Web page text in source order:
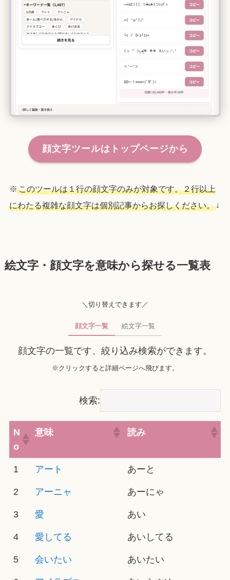
顔文字ツールはトップページから
※ このツールは１行の顔文字のみが対象です。２行以上
にわたる複雑な顔文字は個別記事からお探しください。↓
絵文字・顔文字を意味から探せる一覧表
＼切り替えできます／
顔文字一覧 絵文字一覧
顔文字の一覧です、絞り込み検索ができます。
※クリックすると詳細ページへ飛びます。
検索:
N
o
意味 読み
1 アート あーと
2 アーニャ あーにゃ
3 愛 あい
4 愛してる あいしてる
5 会いたい あいたい